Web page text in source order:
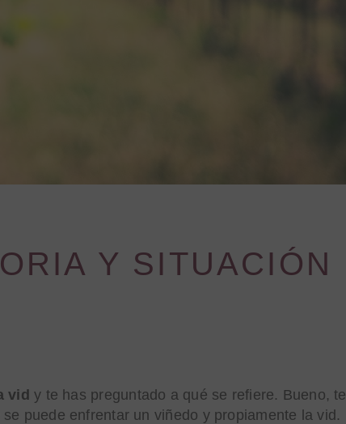
Y SITUACIÓN
vid y te has preguntado a qué se refiere. Bueno, te
puede enfrentar un viñedo y propiamente la vid.